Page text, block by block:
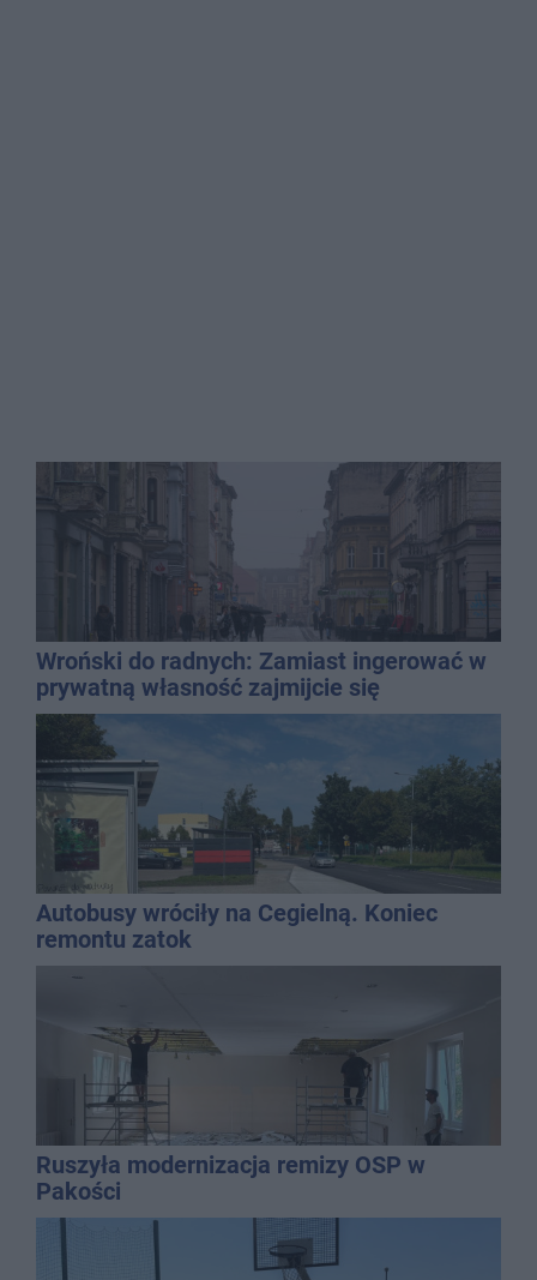
Wroński do radnych: Zamiast ingerować w
prywatną własność zajmijcie się
gospodarką
Autobusy wróciły na Cegielną. Koniec
remontu zatok
Ruszyła modernizacja remizy OSP w
Pakości